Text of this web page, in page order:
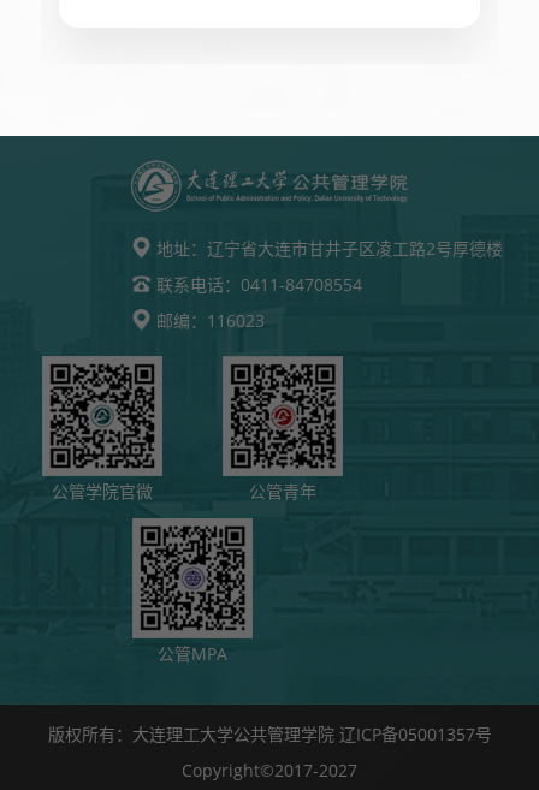
地址： 辽宁省大连市甘井子区凌工路2号厚德楼
联系电话： 0411-84708554
邮编： 116023
公管学院官微 公管青年
公管MPA
版权所有：大连理工大学公共管理学院 辽ICP备05001357号
Copyright©2017-2027